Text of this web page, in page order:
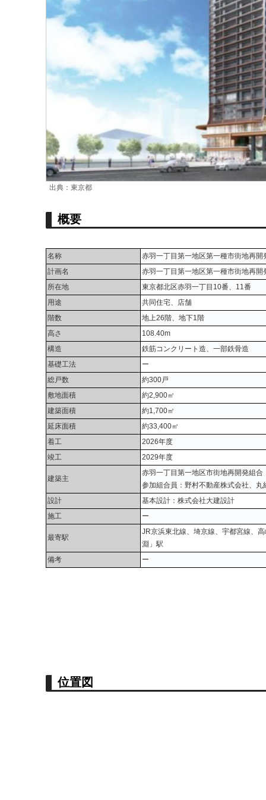
出典：東京都
概要
名称
赤羽一丁目第一地区第一種市街地再開
計画名
赤羽一丁目第一地区第一種市街地再開
所在地
東京都北区赤羽一丁目10番、11番
用途
共同住宅、店舗
階数
地上26階、地下1階
高さ
108.40m
構造
鉄筋コンクリート造、一部鉄骨造
基礎工法
ー
総戸数
約300戸
敷地面積
約2,900㎡
建築面積
約1,700㎡
延床面積
約33,400㎡
着工
2026年度
竣工
2029年度
建築主
赤羽一丁目第一地区市街地再開発組合
参加組合員：野村不動産株式会社、丸
設計
基本設計：株式会社大建設計
施工
ー
最寄駅
JR京浜東北線、埼京線、宇都宮線、
淵」駅
備考
ー
位置図